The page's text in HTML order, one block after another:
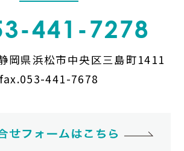
441-7278
岡県浜松市中央区三島町1411
fax.053-441-7678